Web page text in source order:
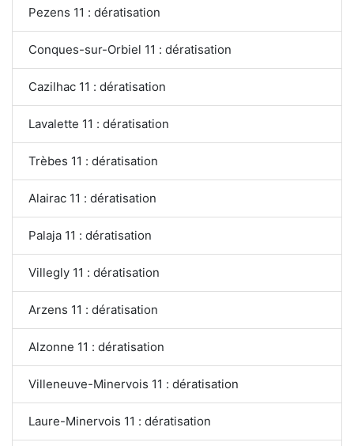
Pezens 11 : dératisation
Conques-sur-Orbiel 11 : dératisation
Cazilhac 11 : dératisation
Lavalette 11 : dératisation
Trèbes 11 : dératisation
Alairac 11 : dératisation
Palaja 11 : dératisation
Villegly 11 : dératisation
Arzens 11 : dératisation
Alzonne 11 : dératisation
Villeneuve-Minervois 11 : dératisation
Laure-Minervois 11 : dératisation